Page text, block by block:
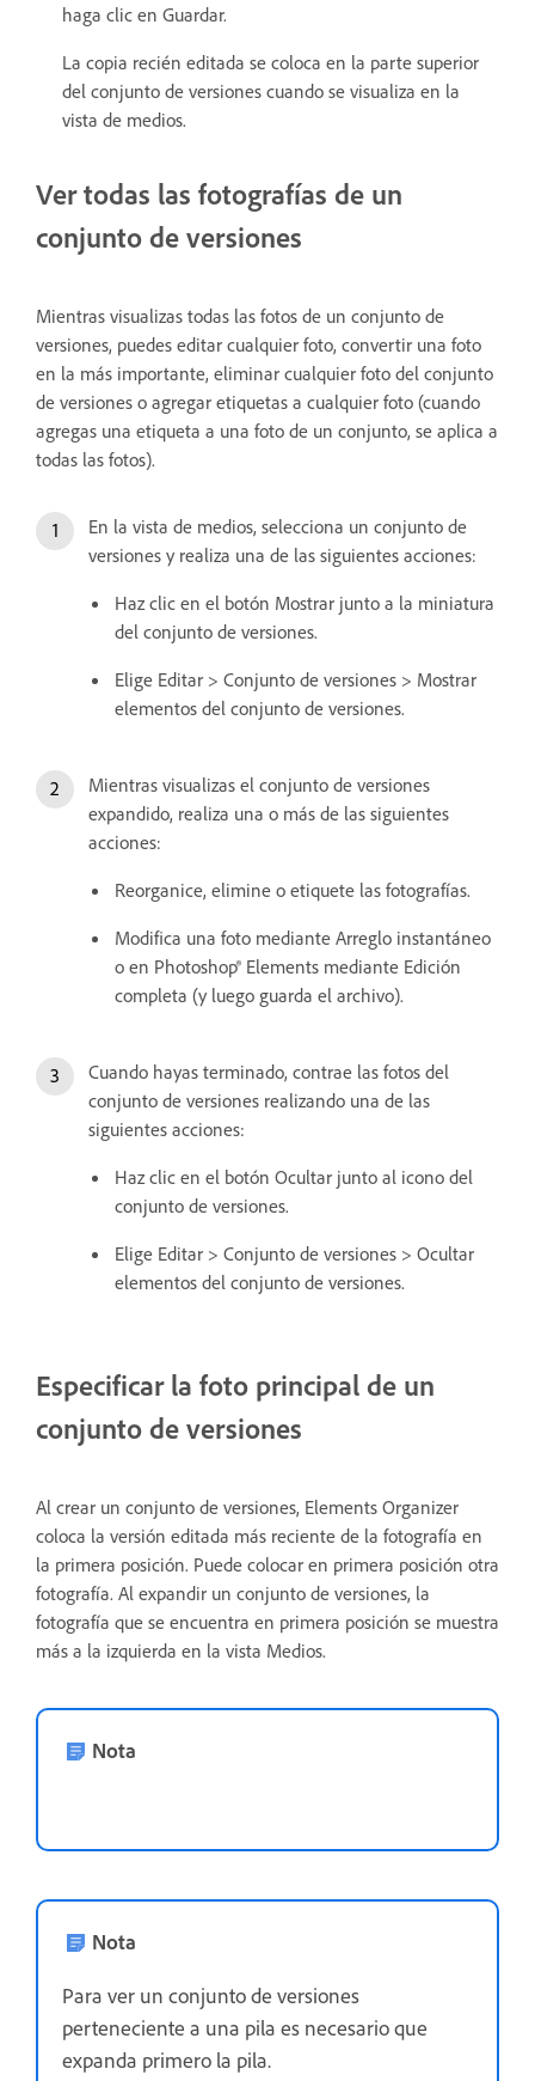
haga clic en Guardar.
La copia recién editada se coloca en la parte superior
del conjunto de versiones cuando se visualiza en la
vista de medios.
Ver todas las fotografías de un
conjunto de versiones
Mientras visualizas todas las fotos de un conjunto de
versiones, puedes editar cualquier foto, convertir una foto
en la más importante, eliminar cualquier foto del conjunto
de versiones o agregar etiquetas a cualquier foto (cuando
agregas una etiqueta a una foto de un conjunto, se aplica a
todas las fotos).
En la vista de medios, selecciona un conjunto de
versiones y realiza una de las siguientes acciones:
Haz clic en el botón Mostrar junto a la miniatura
del conjunto de versiones.
Elige Editar > Conjunto de versiones > Mostrar
elementos del conjunto de versiones.
Mientras visualizas el conjunto de versiones
expandido, realiza una o más de las siguientes
acciones:
Reorganice, elimine o etiquete las fotografías.
Modifica una foto mediante Arreglo instantáneo
o en Photoshop® Elements mediante Edición
completa (y luego guarda el archivo).
Cuando hayas terminado, contrae las fotos del
conjunto de versiones realizando una de las
siguientes acciones:
Haz clic en el botón Ocultar junto al icono del
conjunto de versiones.
Elige Editar > Conjunto de versiones > Ocultar
elementos del conjunto de versiones.
Especificar la foto principal de un
conjunto de versiones
Al crear un conjunto de versiones, Elements Organizer
coloca la versión editada más reciente de la fotografía en
la primera posición. Puede colocar en primera posición otra
fotografía. Al expandir un conjunto de versiones, la
fotografía que se encuentra en primera posición se muestra
más a la izquierda en la vista Medios.
Nota
Nota
Para ver un conjunto de versiones
perteneciente a una pila es necesario que
expanda primero la pila.